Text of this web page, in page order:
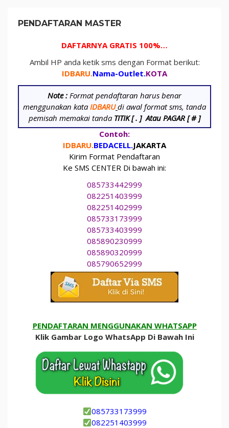
PENDAFTARAN MASTER
DAFTARNYA GRATIS 100%…
Ambil HP anda ketik sms dengan Format berikut:
IDBARU.Nama-Outlet.KOTA
Note : Format pendaftaran harus benar
menggunakan kata IDBARU di awal format sms, tanda
pemisah memakai tanda TITIK [ . ]Atau PAGAR [ # ]
Contoh:
IDBARU.BEDACELL.JAKARTA
Kirim Format Pendaftaran
Ke SMS CENTER Di bawah ini:
085733442999
082251403999
082251402999
085733173999
085733403999
085890230999
085890320999
085790652999
PENDAFTARAN MENGGUNAKAN WHATSAPP
Klik Gambar Logo WhatsApp Di Bawah Ini
085733173999
082251403999